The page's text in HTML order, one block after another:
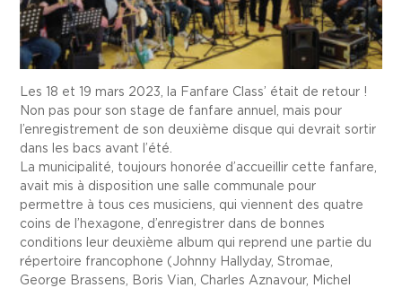
Les 18 et 19 mars 2023, la Fanfare Class’ était de retour !
Non pas pour son stage de fanfare annuel, mais pour
l’enregistrement de son deuxième disque qui devrait sortir
dans les bacs avant l’été.
La municipalité, toujours honorée d’accueillir cette fanfare,
avait mis à disposition une salle communale pour
permettre à tous ces musiciens, qui viennent des quatre
coins de l’hexagone, d’enregistrer dans de bonnes
conditions leur deuxième album qui reprend une partie du
répertoire francophone (Johnny Hallyday, Stromae,
George Brassens, Boris Vian, Charles Aznavour, Michel